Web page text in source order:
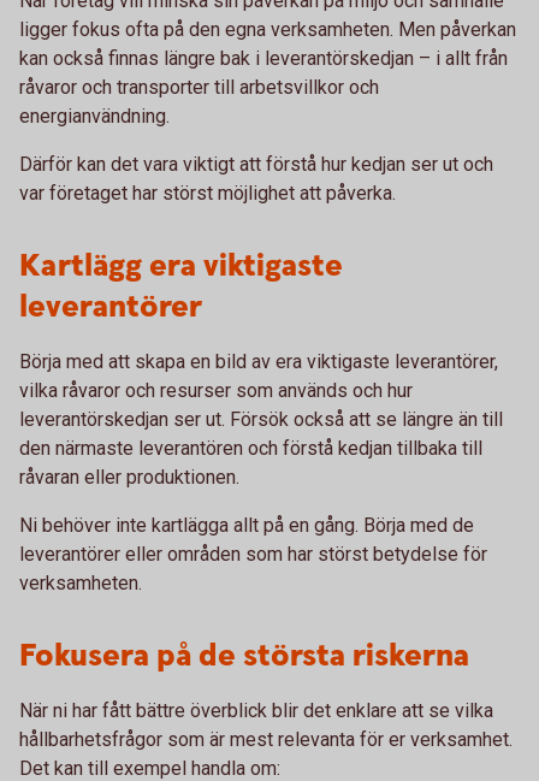
ligger fokus ofta på den egna verksamheten. Men påverkan
kan också finnas längre bak i leverantörskedjan – i allt från
råvaror och transporter till arbetsvillkor och
energianvändning.
Därför kan det vara viktigt att förstå hur kedjan ser ut och
var företaget har störst möjlighet att påverka.
Kartlägg era viktigaste
leverantörer
Börja med att skapa en bild av era viktigaste leverantörer,
vilka råvaror och resurser som används och hur
leverantörskedjan ser ut. Försök också att se längre än till
den närmaste leverantören och förstå kedjan tillbaka till
råvaran eller produktionen.
Ni behöver inte kartlägga allt på en gång. Börja med de
leverantörer eller områden som har störst betydelse för
verksamheten.
Fokusera på de största riskerna
När ni har fått bättre överblick blir det enklare att se vilka
hållbarhetsfrågor som är mest relevanta för er verksamhet.
Det kan till exempel handla om: